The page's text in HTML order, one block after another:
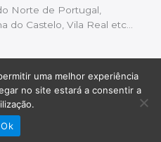
Norte de Portugal,
do Castelo, Vila Real etc…
Política de Privacidade
Chaminés | Desenvolvido
– a inovar a web
uma melhor experiência
no site estará a consentir a
Ok